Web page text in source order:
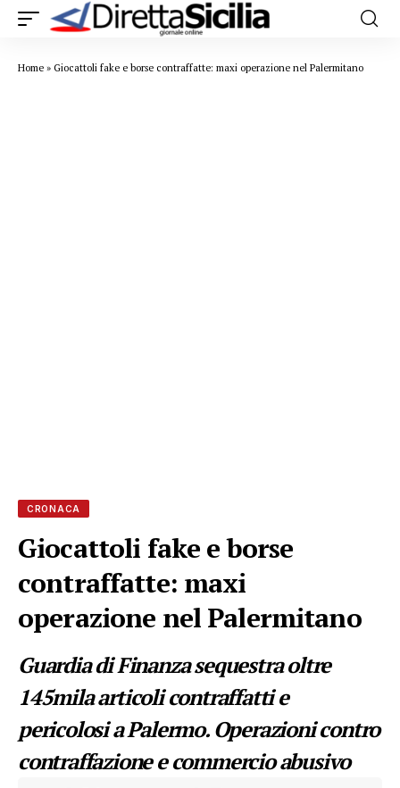
Home » Giocattoli fake e borse contraffatte: maxi operazione nel Palermitano
CRONACA
Giocattoli fake e borse
contraffatte: maxi
operazione nel Palermitano
Guardia di Finanza sequestra oltre
145mila articoli contraffatti e
pericolosi a Palermo. Operazioni contro
contraffazione e commercio abusivo